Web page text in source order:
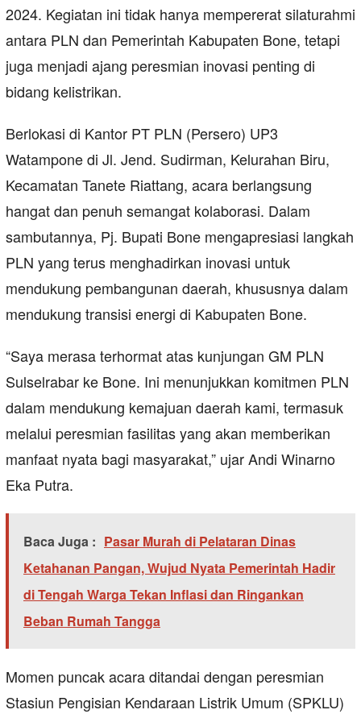
2024. Kegiatan ini tidak hanya mempererat silaturahmi
antara PLN dan Pemerintah Kabupaten Bone, tetapi
juga menjadi ajang peresmian inovasi penting di
bidang kelistrikan.
Berlokasi di Kantor PT PLN (Persero) UP3
Watampone di Jl. Jend. Sudirman, Kelurahan Biru,
Kecamatan Tanete Riattang, acara berlangsung
hangat dan penuh semangat kolaborasi. Dalam
sambutannya, Pj. Bupati Bone mengapresiasi langkah
PLN yang terus menghadirkan inovasi untuk
mendukung pembangunan daerah, khususnya dalam
mendukung transisi energi di Kabupaten Bone.
“Saya merasa terhormat atas kunjungan GM PLN
Sulselrabar ke Bone. Ini menunjukkan komitmen PLN
dalam mendukung kemajuan daerah kami, termasuk
melalui peresmian fasilitas yang akan memberikan
manfaat nyata bagi masyarakat,” ujar Andi Winarno
Eka Putra.
Baca Juga : Pasar Murah di Pelataran Dinas
Ketahanan Pangan, Wujud Nyata Pemerintah Hadir
di Tengah Warga Tekan Inflasi dan Ringankan
Beban Rumah Tangga
Momen puncak acara ditandai dengan peresmian
Stasiun Pengisian Kendaraan Listrik Umum (SPKLU)